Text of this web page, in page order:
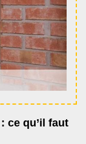
ce qu’il faut